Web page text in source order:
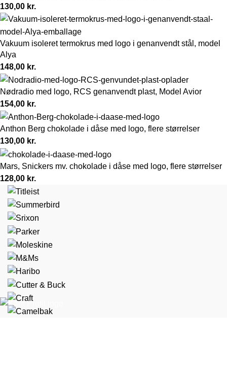
130,00 kr.
Vakuum isoleret termokrus med logo i genanvendt stål, model
Alya
148,00 kr.
Nødradio med logo, RCS genanvendt plast, Model Avior
154,00 kr.
Anthon Berg chokolade i dåse med logo, flere størrelser
130,00 kr.
Mars, Snickers mv. chokolade i dåse med logo, flere størrelser
128,00 kr.